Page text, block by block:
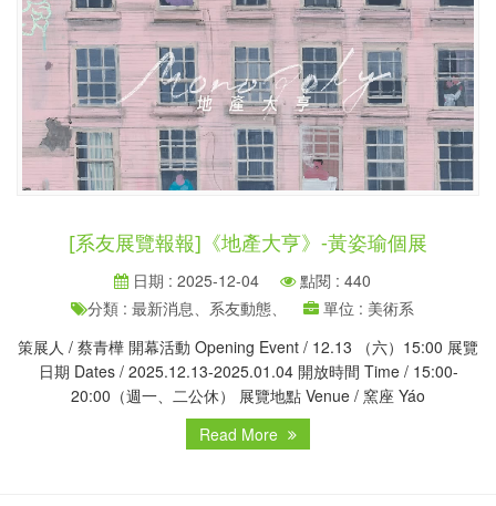
[系友展覽報報]《地產大亨》-黃姿瑜個展
日期 : 2025-12-04
點閱 : 440
分類 : 最新消息、系友動態、
單位 : 美術系
策展人 / 蔡青樺 開幕活動 Opening Event / 12.13 （六）15:00 展覽
日期 Dates / 2025.12.13-2025.01.04 開放時間 Time / 15:00-
20:00（週一、二公休） 展覽地點 Venue / 窯座 Yáo
Read More